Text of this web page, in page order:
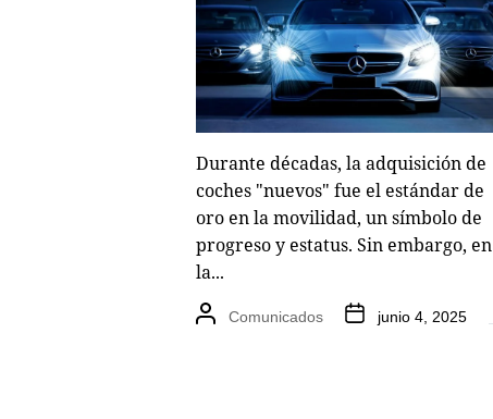
Durante décadas, la adquisición de
coches "nuevos" fue el estándar de
oro en la movilidad, un símbolo de
progreso y estatus. Sin embargo, en
la...
Comunicados junio 4, 2025